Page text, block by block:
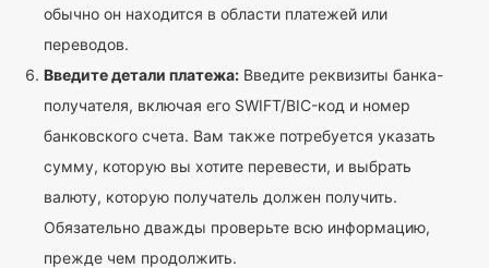
обычно он находится в области платежей или
переводов.
Введите детали платежа: Введите реквизиты банка-
получателя, включая его SWIFT/BIC-код и номер
банковского счета. Вам также потребуется указать
сумму, которую вы хотите перевести, и выбрать
валюту, которую получатель должен получить.
Обязательно дважды проверьте всю информацию,
прежде чем продолжить.